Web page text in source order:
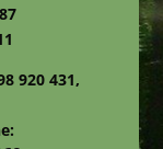
920 431,